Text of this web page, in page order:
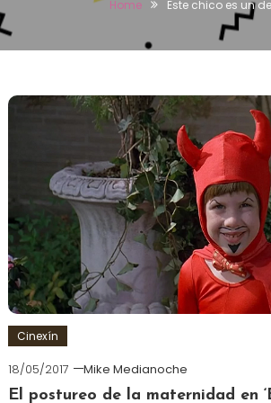
Home Este chico es un
Cinexín
18/05/2017
Mike Medianoche
El postureo de la maternidad en